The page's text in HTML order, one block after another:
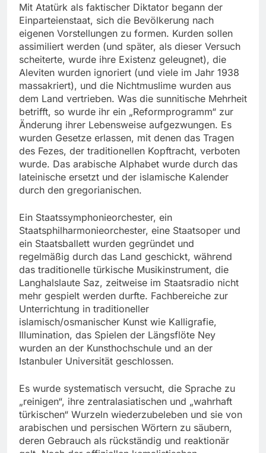
Mit Atatürk als faktischer Diktator begann der
Einparteienstaat, sich die Bevölkerung nach
eigenen Vorstellungen zu formen. Kurden sollen
assimiliert werden (und später, als dieser Versuch
scheiterte, wurde ihre Existenz geleugnet), die
Aleviten wurden ignoriert (und viele im Jahr 1938
massakriert), und die Nichtmuslime wurden aus
dem Land vertrieben. Was die sunnitische Mehrheit
betrifft, so wurde ihr ein „Reformprogramm“ zur
Änderung ihrer Lebensweise aufgezwungen. Es
wurden Gesetze erlassen, mit denen das Tragen
des Fezes, der traditionellen Kopftracht, verboten
wurde. Das arabische Alphabet wurde durch das
lateinische ersetzt und der islamische Kalender
durch den gregorianischen.
Ein Staatssymphonieorchester, ein
Staatsphilharmonieorchester, eine Staatsoper und
ein Staatsballett wurden gegründet und
regelmäßig durch das Land geschickt, während
das traditionelle türkische Musikinstrument, die
Langhalslaute Saz, zeitweise im Staatsradio nicht
mehr gespielt werden durfte. Fachbereiche zur
Unterrichtung in traditioneller
islamisch/osmanischer Kunst wie Kalligrafie,
Illumination, das Spielen der Längsflöte Ney
wurden an der Kunsthochschule und an der
Istanbuler Universität geschlossen.
Es wurde systematisch versucht, die Sprache zu
„reinigen“, ihre zentralasiatischen und „wahrhaft
türkischen“ Wurzeln wiederzubeleben und sie von
arabischen und persischen Wörtern zu säubern,
deren Gebrauch als rückständig und reaktionär